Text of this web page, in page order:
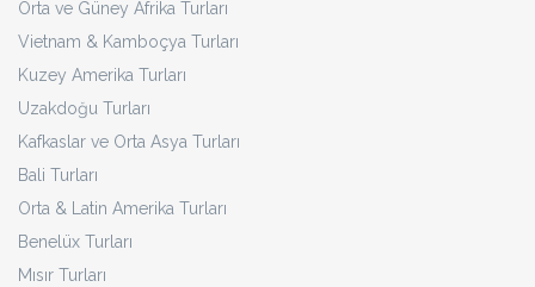
Orta ve Güney Afrika Turları
Vietnam & Kamboçya Turları
Kuzey Amerika Turları
Uzakdoğu Turları
Kafkaslar ve Orta Asya Turları
Bali Turları
Orta & Latin Amerika Turları
Benelüx Turları
Mısır Turları